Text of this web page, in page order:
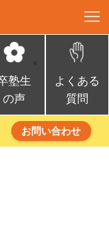
塾生
の声
よくある
質問
お問い合わせ